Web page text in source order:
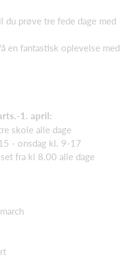
du prøve tre fede dage med
en fantastisk oplevelse med
1. april:
skole alle dage
- onsdag kl. 9-17
fra kl 8.00 alle dage